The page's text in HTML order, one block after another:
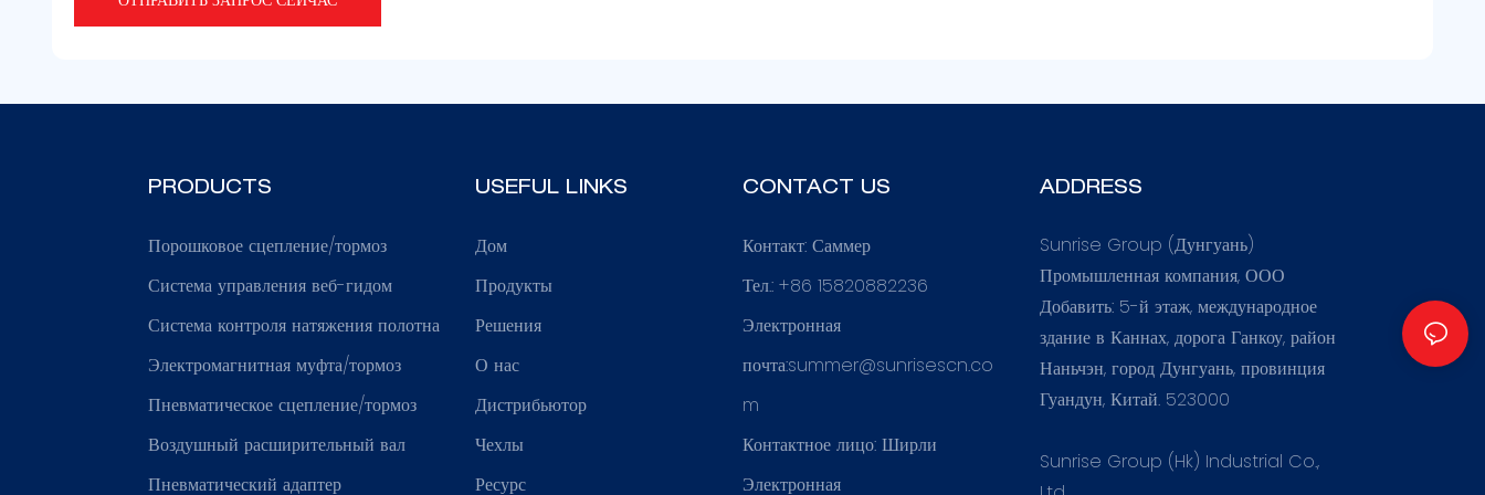
PRODUCTS
Порошковое сцепление/тормоз
Система управления веб-гидом
Система контроля натяжения полотна
Электромагнитная муфта/тормоз
Пневматическое сцепление/тормоз
Воздушный расширительный вал
Пневматический адаптер
USEFUL LINKS
Дом
Продукты
Решения
О нас
Дистрибьютор
Чехлы
Ресурс
CONTACT US
Контакт: Саммер
Тел.: +86 15820882236
Электронная
почта:summer@sunrisescn.co
m
Контактное лицо: Ширли
Электронная
ADDRESS
Sunrise Group (Дунгуань)
Промышленная компания, ООО
Добавить: 5-й этаж, международное
здание в Каннах, дорога Ганкоу, район
Наньчэн, город Дунгуань, провинция
Гуандун, Китай. 523000
Sunrise Group (Hk) Industrial Co.,